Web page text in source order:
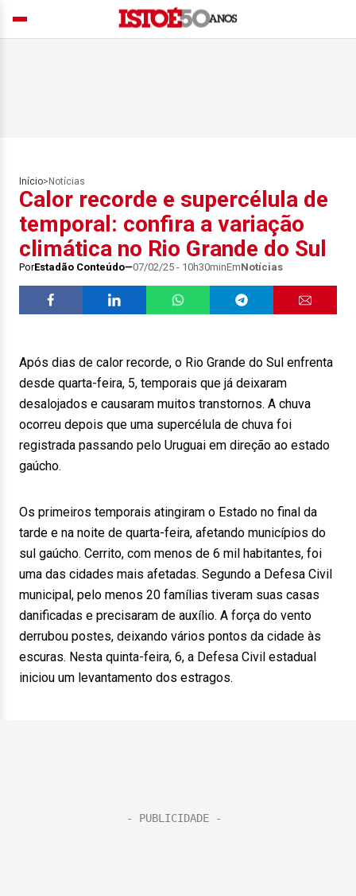
Início> Notícias
Calor recorde e supercélula de
temporal: confira a variação
climática no Rio Grande do Sul
PorEstadão Conteúdo 07/02/25 - 10h30minEmNotícias
Após dias de calor recorde, o Rio Grande do Sul enfrenta
desde quarta-feira, 5, temporais que já deixaram
desalojados e causaram muitos transtornos. A chuva
ocorreu depois que uma supercélula de chuva foi
registrada passando pelo Uruguai em direção ao estado
gaúcho.
Os primeiros temporais atingiram o Estado no final da
tarde e na noite de quarta-feira, afetando municípios do
sul gaúcho. Cerrito, com menos de 6 mil habitantes, foi
uma das cidades mais afetadas. Segundo a Defesa Civil
municipal, pelo menos 20 famílias tiveram suas casas
danificadas e precisaram de auxílio. A força do vento
derrubou postes, deixando vários pontos da cidade às
escuras. Nesta quinta-feira, 6, a Defesa Civil estadual
iniciou um levantamento dos estragos.